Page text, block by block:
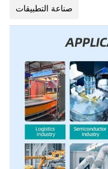
صناعة التطبيقات